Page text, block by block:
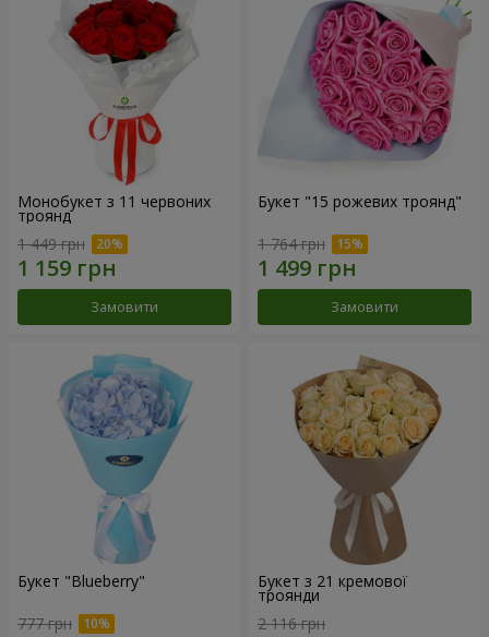
Монобукет з 11 червоних
троянд
1 449 грн
Замовити
Букет "15 рожевих троянд"
1 764 грн
Замовити
Букет "Blueberry"
777 грн
Букет з 21 кремової
троянди
2 116 грн